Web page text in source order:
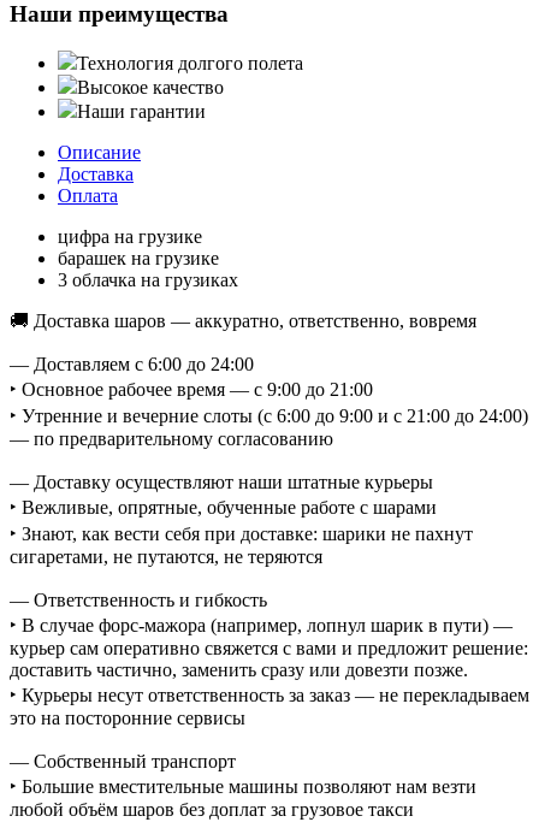
Наши преимущества
Технология долгого полета
Высокое качество
Наши гарантии
Описание
Доставка
Оплата
цифра на грузике
барашек на грузике
3 облачка на грузиках
🚚 Доставка шаров — аккуратно, ответственно, вовремя
— Доставляем с 6:00 до 24:00
‣ Основное рабочее время — с 9:00 до 21:00
‣ Утренние и вечерние слоты (с 6:00 до 9:00 и с 21:00 до 24:00)
— по предварительному согласованию
— Доставку осуществляют наши штатные курьеры
‣ Вежливые, опрятные, обученные работе с шарами
‣ Знают, как вести себя при доставке: шарики не пахнут
сигаретами, не путаются, не теряются
— Ответственность и гибкость
‣ В случае форс-мажора (например, лопнул шарик в пути) —
курьер сам оперативно свяжется с вами и предложит решение:
доставить частично, заменить сразу или довезти позже.
‣ Курьеры несут ответственность за заказ — не перекладываем
это на посторонние сервисы
— Собственный транспорт
‣ Большие вместительные машины позволяют нам везти
любой объём шаров без доплат за грузовое такси